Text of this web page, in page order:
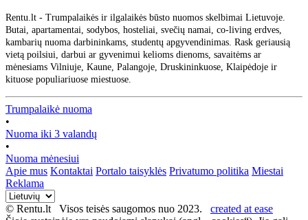
Rentu.lt - Trumpalaikės ir ilgalaikės būsto nuomos skelbimai Lietuvoje.
Butai, apartamentai, sodybos, hosteliai, svečių namai, co-living erdves,
kambarių nuoma darbininkams, studentų apgyvendinimas. Rask geriausią
vietą poilsiui, darbui ar gyvenimui kelioms dienoms, savaitėms ar
mėnesiams Vilniuje, Kaune, Palangoje, Druskininkuose, Klaipėdoje ir
kituose populiariuose miestuose.
Trumpalaikė nuoma
•
Nuoma iki 3 valandų
•
Nuoma mėnesiui
Apie mus Kontaktai Portalo taisyklės Privatumo politika Miestai
Reklama
© Rentu.lt Visos teisės saugomos nuo 2023. created at ease